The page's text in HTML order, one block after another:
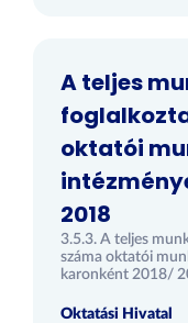
A teljes
oktatói
2018
3.5.3. A teljes
száma oktatói
karonként 2018/
Oktatási Hivatal